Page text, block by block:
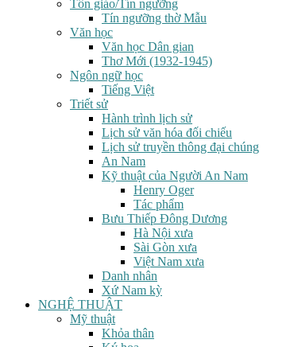
Tôn giáo/Tín ngưỡng
Tín ngưỡng thờ Mẫu
Văn học
Văn học Dân gian
Thơ Mới (1932-1945)
Ngôn ngữ học
Tiếng Việt
Triết sử
Hành trình lịch sử
Lịch sử văn hóa đối chiếu
Lịch sử truyền thông đại chúng
An Nam
Kỹ thuật của Người An Nam
Henry Oger
Tác phẩm
Bưu Thiếp Đông Dương
Hà Nội xưa
Sài Gòn xưa
Việt Nam xưa
Danh nhân
Xứ Nam kỳ
NGHỆ THUẬT
Mỹ thuật
Khỏa thân